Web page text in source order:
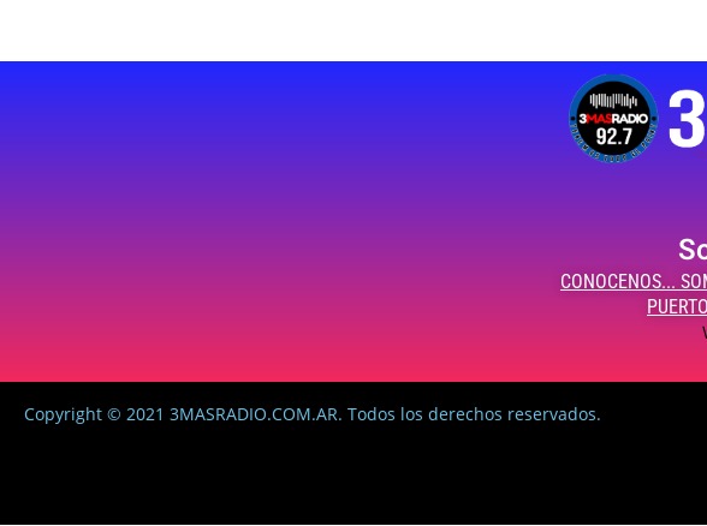
CONOCENOS...
Copyright © 2021 3MASRADIO.COM.AR. Todos los derechos reservados.